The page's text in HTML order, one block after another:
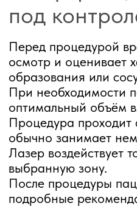
шрамов или
операции.
лазерные
позволяют
задачи
бережнее.
В «Доктор Плюс»
на аппарате
проводятся
хирургами в
медицинского
вниманием к